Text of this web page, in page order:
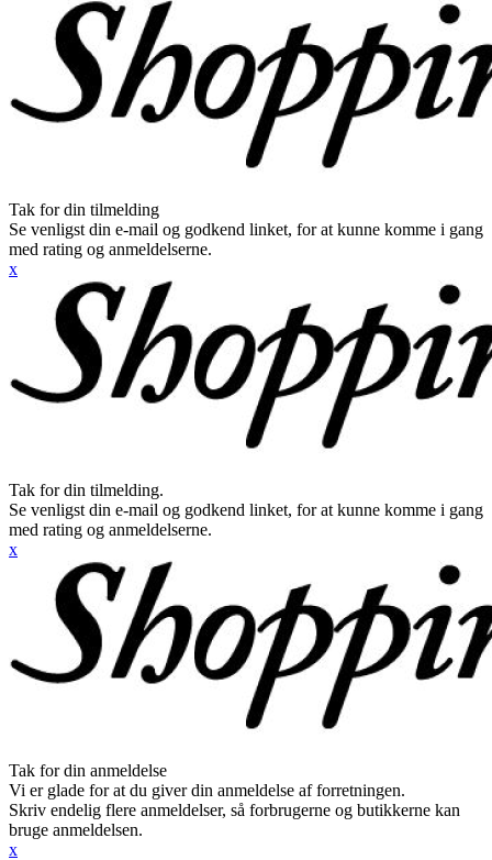
Tak for din tilmelding
Se venligst din e-mail og godkend linket, for at kunne komme i gang
med rating og anmeldelserne.
x
Tak for din tilmelding.
Se venligst din e-mail og godkend linket, for at kunne komme i gang
med rating og anmeldelserne.
x
Tak for din anmeldelse
Vi er glade for at du giver din anmeldelse af forretningen.
Skriv endelig flere anmeldelser, så forbrugerne og butikkerne kan
bruge anmeldelsen.
x